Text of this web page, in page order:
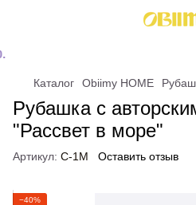
Каталог Obiimy HOME
Рубашка с
"Рассвет в море"
Артикул: C-1M Оставить отзыв
−40%